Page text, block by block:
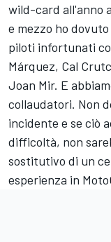
wild-card all'anno
e mezzo ho
piloti infortunati
Márquez, Cal
Joan Mir. E
collaudatori. Non
incidente e se ciò
difficoltà, non
sostitutivo di un
esperienza in